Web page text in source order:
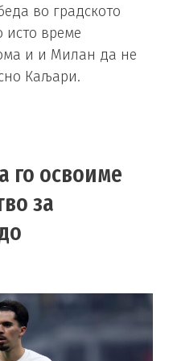
во градското
исто време
и и Милан да не
Каљари.
го освоиме
за